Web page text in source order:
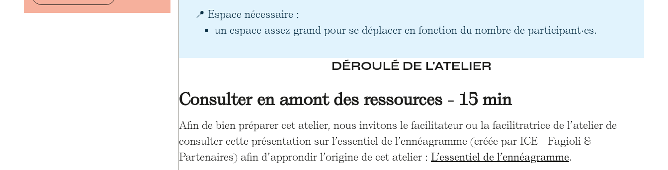
📍 Espace nécessaire :
un espace assez grand pour se déplacer en fonction du nombre de participant·es.
DÉROULÉ DE L'ATELIER
Consulter en amont des ressources - 15 min
Afin de bien préparer cet atelier, nous invitons le facilitateur ou la facilitratrice de l’atelier de
consulter cette présentation sur l’essentiel de l’ennéagramme (créée par ICE - Fagioli &
Partenaires) afin d’approndir l’origine de cet atelier : L’essentiel de l’ennéagramme.